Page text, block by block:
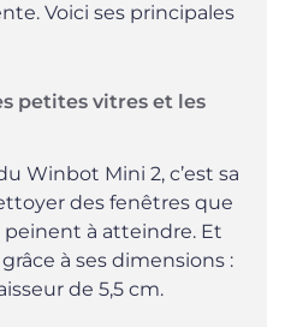
Voici ses principales
petites vitres et les
Winbot Mini 2, c’est sa
des fenêtres que
peinent à atteindre. Et
à ses dimensions :
de 5,5 cm.